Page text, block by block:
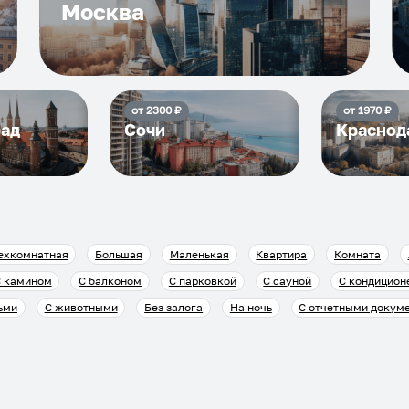
Москва
от 2300₽
Сочи
от 1970₽
Большая Маленькая Квартира Комната
камином С балконом С парковкой С сауной
С
С животными Без залога На ночь С отчетными